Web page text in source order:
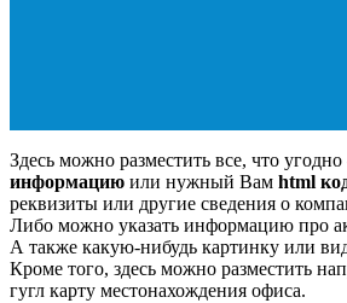
Здесь можно разместить все, что
информацию или нужный Вам html
реквизиты или другие сведения о
Либо можно указать информацию про
А также какую-нибудь картинку или
Кроме того, здесь можно разместить
гугл карту местонахождения офиса.